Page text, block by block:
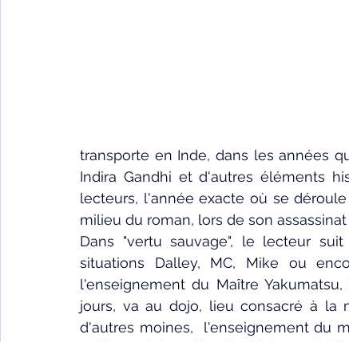
transporte en Inde, dans les années
Indira Gandhi et d'autres éléments
lecteurs, l'année exacte où se
milieu du roman, lors de son
Dans "vertu sauvage", le lecteur
situations Dalley, MC, Mike ou
l'enseignement du Maître
jours, va au dojo, lieu consacré à la
d'autres moines,  l'enseignement du